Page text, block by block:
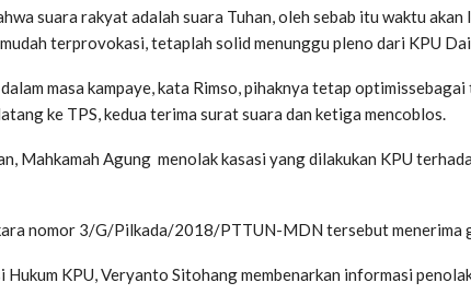
suara rakyat adalah suara Tuhan, oleh sebab itu waktu
terprovokasi, tetaplah solid menunggu pleno dari KPU
masa kampaye, kata Rimso, pihaknya tetap
ke TPS, kedua terima surat suara dan ketiga mencoblos.
Mahkamah Agung menolak kasasi yang dilakukan KPU
nomor 3/G/Pilkada/2018/PTTUN-MDN tersebut menerima
KPU, Veryanto Sitohang membenarkan informasi